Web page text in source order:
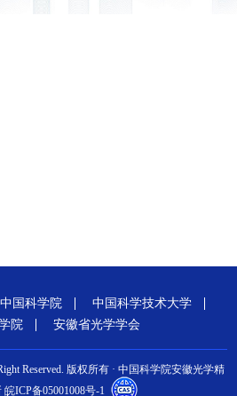
中国科学院
中国科学技术大学
院
安徽省光学学会
Reserved. 版权所有 · 中国科学院安徽光学精
ICP备05001008号-1